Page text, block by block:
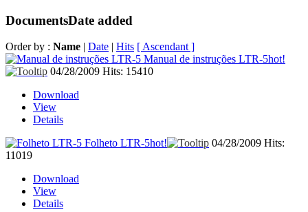
DocumentsDate added
Order by : Name | Date | Hits [ Ascendant ]
Manual de instruções LTR-5hot!
04/28/2009 Hits: 15410
Download
View
Details
Folheto LTR-5hot! 04/28/2009 Hits:
11019
Download
View
Details